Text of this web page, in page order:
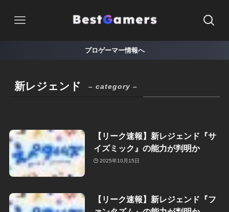
プロゲーマー情報へ
新レジェンド – category –
【リーク速報】新レジェンド『サ
イズミック』の能力が判明か
2025年10月15日
【リーク速報】新レジェンド『フ